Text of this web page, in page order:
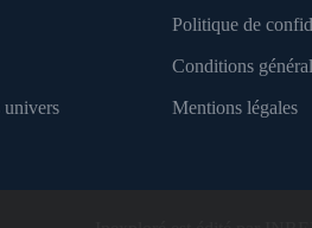
univers
Politique de
Conditions
Mentions légales